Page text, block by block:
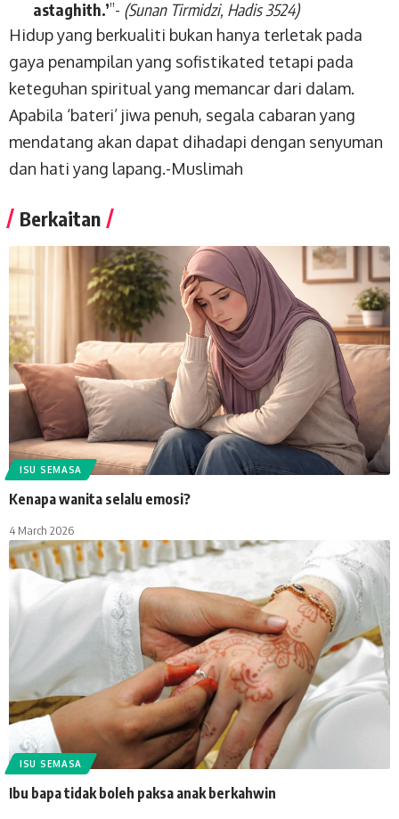
astaghith.’”- (Sunan Tirmidzi, Hadis 3524)
Hidup yang berkualiti bukan hanya terletak pada
gaya penampilan yang sofistikated tetapi pada
keteguhan spiritual yang memancar dari dalam.
Apabila ‘bateri’ jiwa penuh, segala cabaran yang
mendatang akan dapat dihadapi dengan senyuman
dan hati yang lapang.-Muslimah
Berkaitan
ISU SEMASA
Kenapa wanita selalu emosi?
4 March 2026
ISU SEMASA
Ibu bapa tidak boleh paksa anak berkahwin